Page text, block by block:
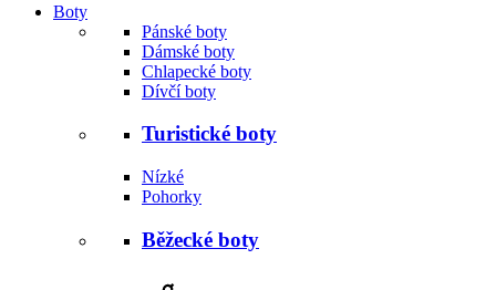
Boty
Pánské boty
Dámské boty
Chlapecké boty
Dívčí boty
Turistické boty
Nízké
Pohorky
Běžecké boty